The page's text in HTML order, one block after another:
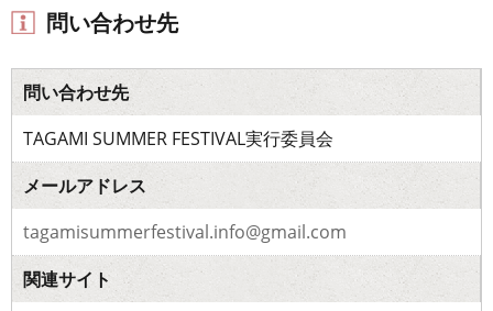
問い合わせ先
問い合わせ先
TAGAMI SUMMER FESTIVAL実行委員会
メールアドレス
tagamisummerfestival.info@gmail.com
関連サイト